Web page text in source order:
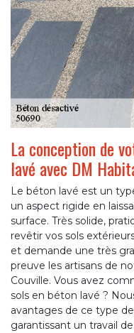
La conception de
lavé avec DM
Le béton lavé est un
un aspect rigide en
surface. Très solide,
revêtir vos sols
et demande une très
preuve les artisans de
Couville. Vous avez
sols en béton lavé ?
avantages de ce type
garantissant un travail